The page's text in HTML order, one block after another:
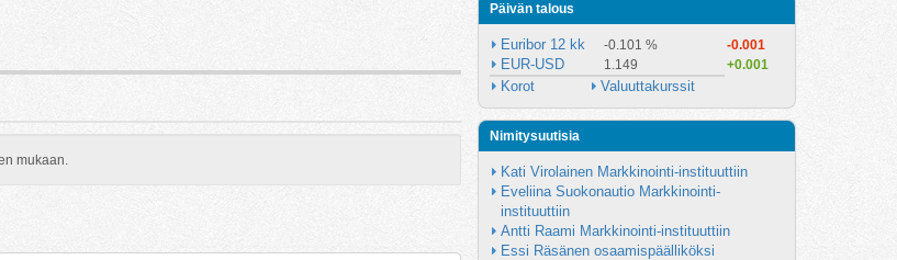
mukaan.
Päivän talous
Euribor 12 kk -0.101 % -0.001
EUR-USD 1.149 +0.001
Korot Valuuttakurssit
Nimitysuutisia
Kati Virolainen Markkinointi-instituuttiin
Eveliina Suokonautio Markkinointi-
instituuttiin
Antti Raami Markkinointi-instituuttiin
Essi Räsänen osaamispäälliköksi